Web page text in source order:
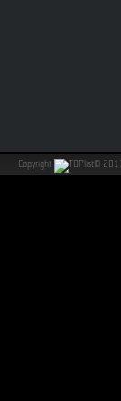
Copyright ©